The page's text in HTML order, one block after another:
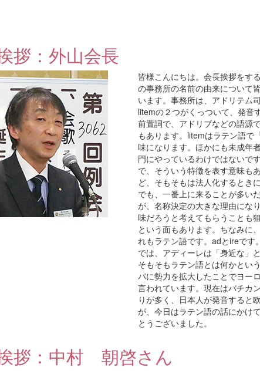
拶：外山会長
皆様こんにちは。会長挨拶をす
の事務所の名前の由来について
います。事務所は、アドリテム
litemの２つがくっついて、発音
前置詞で、アドリブなどの語源
もあります。litemはラテン語で
味になります。ほかにも未成年
門にやっているわけではないで
で、そういう特徴を表す意味も
ど、そもそもは法人化するとき
でも、一番上に来ることが多い
が、名称決定の大きな理由にな
味だろうと考えてもらうことも
という面もあります。ちなみに
れもラテン語です。adとireです
では、アディーレは「身近な」
そもそもラテン語とは何かとい
パに勢力を拡大したことでヨー
言われています。現在はバチカ
りが多く、日本人が発音すると
が、今日はラテン語の話にかけ
とうございました。
拶：中村 朝啓さん